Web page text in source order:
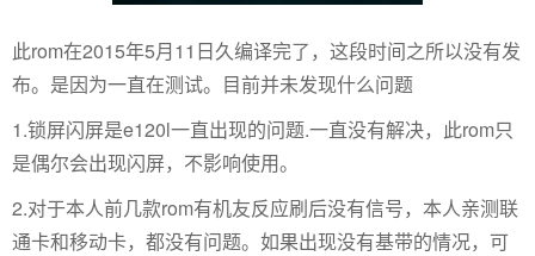
此rom在2015年5月11日久编译完了，这段时间之所以没有发
布。是因为一直在测试。目前并未发现什么问题
1.锁屏闪屏是e120l一直出现的问题.一直没有解决，此rom只
是偶尔会出现闪屏，不影响使用。
2.对于本人前几款rom有机友反应刷后没有信号，本人亲测联
通卡和移动卡，都没有问题。如果出现没有基带的情况，可